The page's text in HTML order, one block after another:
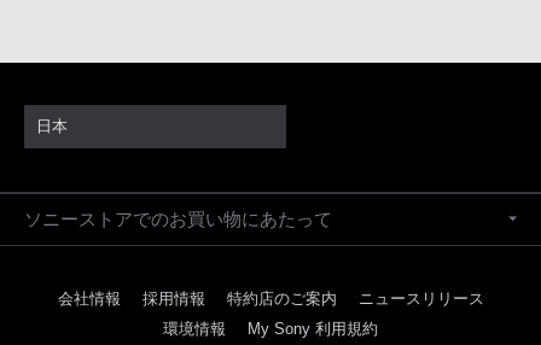
日本
ソニーストアでのお買い物にあたって
会社情報 採用情報 特約店のご案内
ニュースリリース
環境情報
My Sony 利用規約